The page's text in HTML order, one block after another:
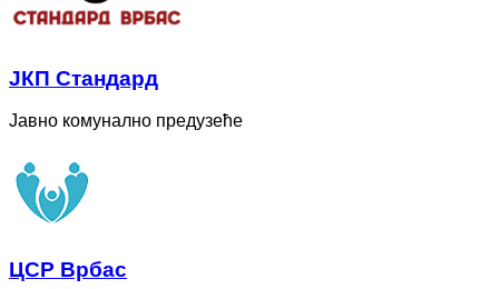
ЈКП Стандард
Јавно комунално предузеће
ЦСР Врбас